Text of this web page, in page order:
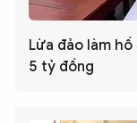
Lừa đảo làm
5 tỷ đồng